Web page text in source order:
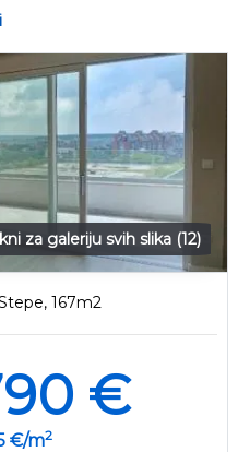
za galeriju svih slika (12)
167m2
€
€/m2